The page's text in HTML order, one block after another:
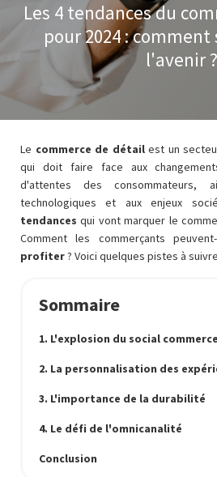
Les 4 tendances du
pour 2024 : comment
l'avenir ?
Le commerce de détailest un
qui doit faire face aux
d'attentes des consommateurs,
technologiques et aux enjeux
tendances qui vont marquer le
Comment les commerçants
profiter? Voici quelques pistes à
Sommaire
1. L'explosion du social commerce
2. La personnalisation des
3. L'importance de la durabilité
4. Le défi de l'omnicanalité
Conclusion